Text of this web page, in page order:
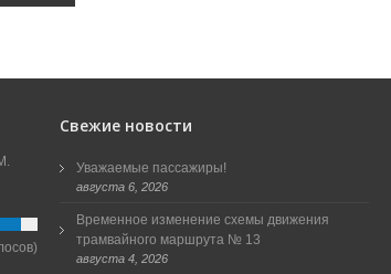
Свежие новости
Уважаемые пассажиры!
августа 6, 2026
Временное изменение схемы движения
трамвайного маршрута № 13
августа 4, 2026